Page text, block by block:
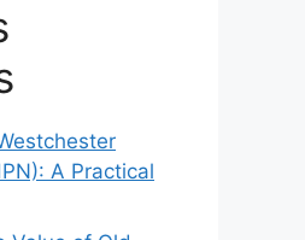
A Practical